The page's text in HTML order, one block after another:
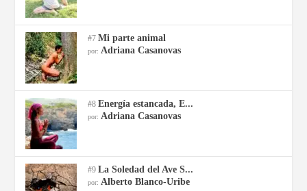
#7Mi parte animal
por: Adriana Casanovas
#8Energía estancada, E...
por: Adriana Casanovas
#9La Soledad del Ave S...
por: Alberto Blanco-Uribe